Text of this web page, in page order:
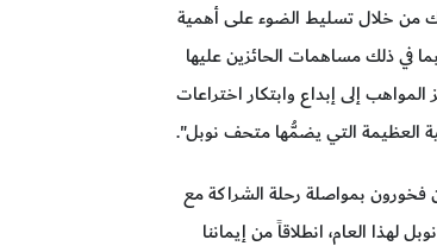
من خلال تسليط الضوء على أهمية
في ذلك مساهمات الحائزين عليها
إلى إبداع وابتكار اختراعات
العظيمة التي يضمُّها متحف نوبل".
فخورون بمواصلة رحلة الشراكة مع
العام، انطلاقاً من إيماننا